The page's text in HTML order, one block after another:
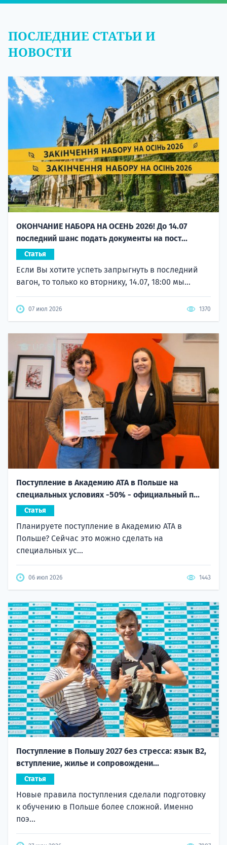
ПОСЛЕДНИЕ СТАТЬИ И
НОВОСТИ
ОКОНЧАНИЕ НАБОРА НА ОСЕНЬ 2026! До 14.07
последний шанс подать документы на пост...
Статья
Если Вы хотите успеть запрыгнуть в последний
вагон, то только ко вторнику, 14.07, 18:00 мы...
07 июл 2026 1370
Поступление в Академию ATA в Польше на
специальных условиях -50% - официальный п...
Статья
Планируете поступление в Академию ATA в
Польше? Сейчас это можно сделать на
специальных ус...
06 июл 2026 1443
Поступление в Польшу 2027 без стресса: язык B2,
вступление, жилье и сопровождени...
Статья
Новые правила поступления сделали подготовку
к обучению в Польше более сложной. Именно
поэ...